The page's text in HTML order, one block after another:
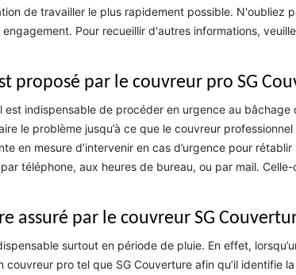
de travailler le plus rapidement possible. N'oubliez
Pour recueillir d'autres informations,
proposé par le couvreur pro SG
indispensable de procéder en urgence au bâchage
le problème jusqu’à ce que le couvreur professionnel
en mesure d’intervenir en cas d’urgence pour rétablir
téléphone, aux heures de bureau, ou par mail.
assuré par le couvreur SG
surtout en période de pluie. En effet,
pro tel que SG Couverture afin qu’il identifie